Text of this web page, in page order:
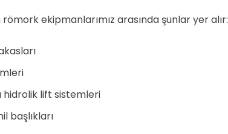
ekipmanlarımız arasında şunlar yer alır:
hidrolik lift sistemleri
başlıkları